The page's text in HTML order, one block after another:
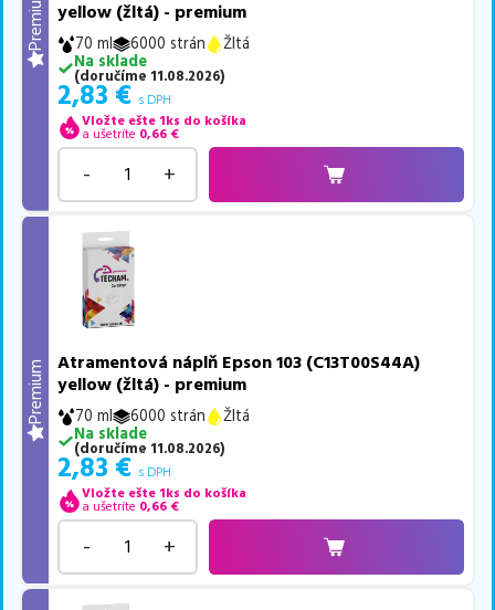
Premium
yellow (žltá) - premium
70 ml 6000 strán
Žltá
Na sklade
(doručíme 11.08.2026)
2,83 € s DPH
Vložte ešte 1ks do košíka
a ušetríte 0,66 €
- +
Premium
Atramentová náplň Epson 103 (C13T00S44A)
yellow (žltá) - premium
70 ml 6000 strán
Žltá
Na sklade
(doručíme 11.08.2026)
2,83 € s DPH
Vložte ešte 1ks do košíka
a ušetríte 0,66 €
- +